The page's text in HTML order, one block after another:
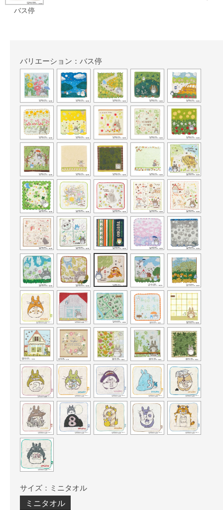
バス停
バリエーション：バス停
サイズ：ミニタオル
ミニタオル